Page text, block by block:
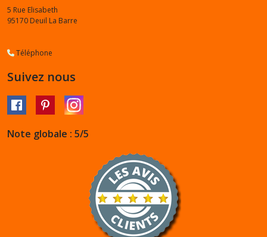
5 Rue Elisabeth
95170 Deuil La Barre
Téléphone
Suivez nous
Note globale : 5/5